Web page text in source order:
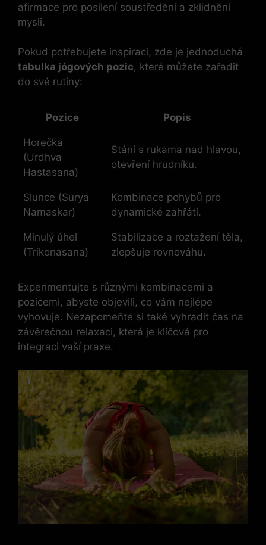
afirmace pro ⁢posílení soustředění⁣ a ‍zklidnění
mysli.
Pokud potřebujete inspiraci, zde je jednoduchá
tabulka jógových pozic, ‍které můžete zařadit
do své rutiny:
Pozice Popis
Horečka⁤
(Urdhva
Hastasana)
Stání⁤ s rukama‌ nad hlavou,
otevření hrudníku.
Slunce (Surya
Namaskar)
Kombinace ⁣pohybů pro
dynamické zahřátí.
Minulý úhel
(Trikonasana)
Stabilizace a roztažení těla,
zlepšuje rovnováhu.
Experimentujte s různými kombinacemi a
pozicemi,​ abyste objevili, co vám nejlépe
vyhovuje. Nezapomeňte si také vyhradit čas na
závěrečnou ​relaxaci,‌ která‍ je⁢ klíčová‍ pro
integraci ⁢vaší ‍praxe.